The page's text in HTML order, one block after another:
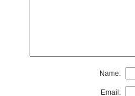
Name:
Email: